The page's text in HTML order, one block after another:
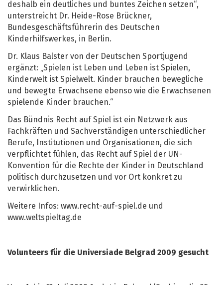
deshalb ein deutliches und buntes Zeichen setzen“,
unterstreicht Dr. Heide-Rose Brückner,
Bundesgeschäftsführerin des Deutschen
Kinderhilfswerkes, in Berlin.
Dr. Klaus Balster von der Deutschen Sportjugend
ergänzt: „Spielen ist Leben und Leben ist Spielen,
Kinderwelt ist Spielwelt. Kinder brauchen bewegliche
und bewegte Erwachsene ebenso wie die Erwachsenen
spielende Kinder brauchen.“
Das Bündnis Recht auf Spiel ist ein Netzwerk aus
Fachkräften und Sachverständigen unterschiedlicher
Berufe, Institutionen und Organisationen, die sich
verpflichtet fühlen, das Recht auf Spiel der UN-
Konvention für die Rechte der Kinder in Deutschland
politisch durchzusetzen und vor Ort konkret zu
verwirklichen.
Weitere Infos: www.recht-auf-spiel.de und
www.weltspieltag.de
Volunteers für die Universiade Belgrad 2009 gesucht